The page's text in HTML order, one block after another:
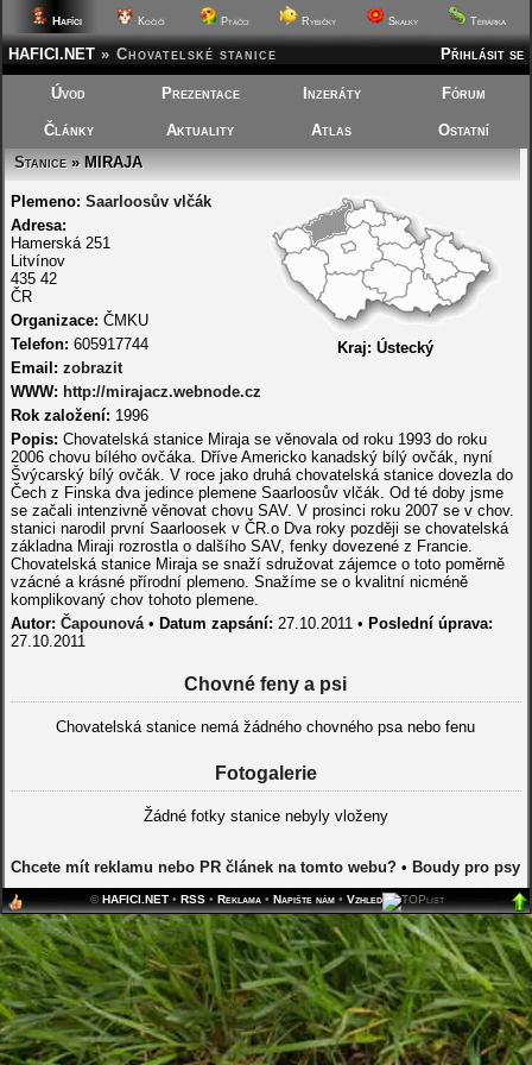
Hafíci Kočičí Ptáčci Rybičky Skalky Terárka
Přihlásit se
HAFICI.NET » Chovatelské stanice
Úvod Prezentace Inzeráty Fórum
Články Aktuality Atlas
Ostatní
Stanice» MIRAJA
Kraj: Ústecký
Plemeno: Saarloosův vlčák
Adresa:
Hamerská 251
Litvínov
435 42
ČR
Organizace: ČMKU
Telefon: 605917744
Email: zobrazit
WWW: http://mirajacz.webnode.cz
Rok založení: 1996
Popis: Chovatelská stanice Miraja se věnovala od roku 1993 do roku
2006 chovu bílého ovčáka. Dříve Americko kanadský bílý ovčák, nyní
Švýcarský bílý ovčák. V roce jako druhá chovatelská stanice dovezla do
Čech z Finska dva jedince plemene Saarloosův vlčák. Od té doby jsme
se začali intenzivně věnovat chovu SAV. V prosinci roku 2007 se v chov.
stanici narodil první Saarloosek v ČR.o Dva roky později se chovatelská
základna Miraji rozrostla o dalšího SAV, fenky dovezené z Francie.
Chovatelská stanice Miraja se snaží sdružovat zájemce o toto poměrně
vzácné a krásné přírodní plemeno. Snažíme se o kvalitní nicméně
komplikovaný chov tohoto plemene.
Autor: Čapounová• Datum zapsání: 27.10.2011 • Poslední úprava:
27.10.2011
Chovné feny a psi
Chovatelská stanice nemá žádného chovného psa nebo fenu
Fotogalerie
Žádné fotky stanice nebyly vloženy
Chcete mít reklamu nebo PR článek na tomto webu? • Boudy pro psy
©HAFICI.NET •RSS •Reklama •Napište nám •Vzhled